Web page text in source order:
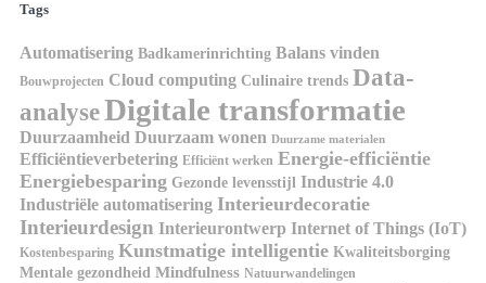
Tags
Automatisering Badkamerinrichting Balans vinden
Bouwprojecten Cloud computing Culinaire trends Data-
analyseDigitale transformatie
Duurzaamheid Duurzaam wonen Duurzame materialen
Efficiëntieverbetering Efficiënt werken Energie-efficiëntie
Energiebesparing Gezonde levensstijl Industrie 4.0
Industriële automatisering Interieurdecoratie
Interieurdesign Interieurontwerp Internet of Things (IoT)
Kostenbesparing Kunstmatige intelligentie Kwaliteitsborging
Mentale gezondheid Mindfulness Natuurwandelingen